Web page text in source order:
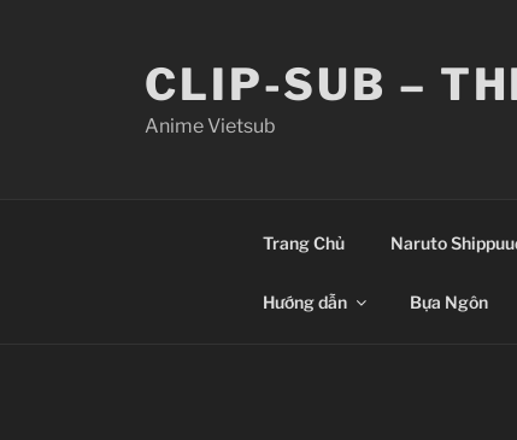
CLIP-SUB –
Anime Vietsub
Trang Chủ Naruto
Hướng dẫn Bựa Ngôn